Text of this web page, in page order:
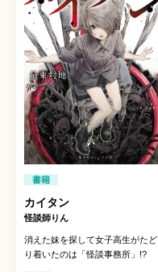
書籍
カイタン
怪談師りん
消えた妹を探して女子高生がたど
り着いたのは「怪談事務所」!?